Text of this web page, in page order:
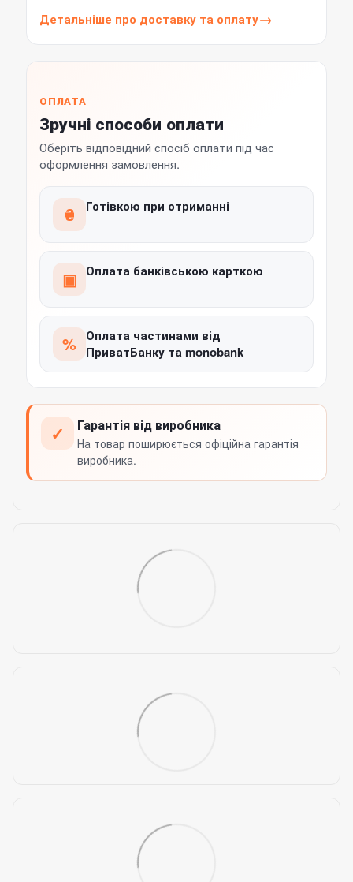
Детальніше про доставку та оплату
ОПЛАТА
Зручні способи оплати
Оберіть відповідний спосіб оплати під час
оформлення замовлення.
₴ Готівкою при отриманні
▣ Оплата банківською карткою
% Оплата частинами від
ПриватБанку та monobank
✓ Гарантія від виробника
На товар поширюється офіційна гарантія
виробника.